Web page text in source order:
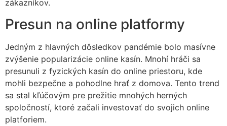
zákazníkov.
Presun na online platformy
Jedným z hlavných dôsledkov pandémie bolo masívne
zvýšenie popularizácie online kasín. Mnohí hráči sa
presunuli z fyzických kasín do online priestoru, kde
mohli bezpečne a pohodlne hrať z domova. Tento trend
sa stal kľúčovým pre prežitie mnohých herných
spoločností, ktoré začali investovať do svojich online
platforiem.